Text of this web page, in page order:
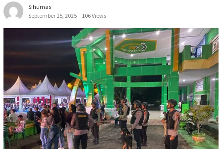
Sihumas
September 15, 2025
106 Views